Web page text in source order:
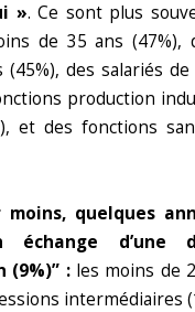
». Ce sont plus
de 35 ans (47%),
des salariés de
production
et des fonctions
quelques
échange d’une
(9%)” : les moins de
intermédiaires